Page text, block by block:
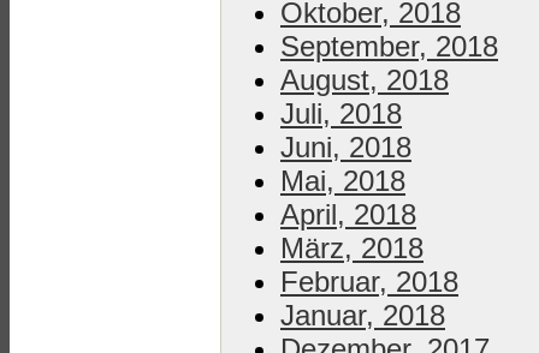
Oktober, 2018
September, 2018
August, 2018
Juli, 2018
Juni, 2018
Mai, 2018
April, 2018
März, 2018
Februar, 2018
Januar, 2018